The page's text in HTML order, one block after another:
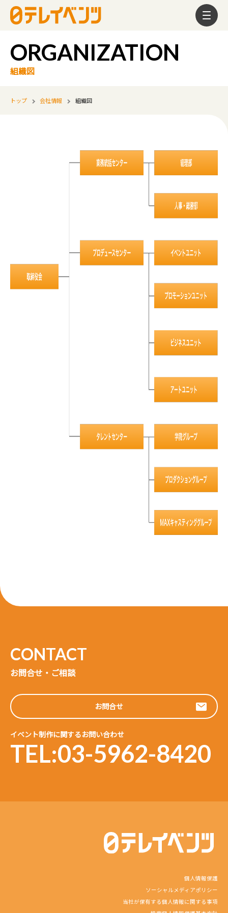
組織図
トップ 会社情報 組織図
お問合せ・ご相談
お問合せ
イベント制作に関するお問い合わせ
TEL:03-5962-8420
個人情報保護
ソーシャルメディアポリシー
当社が保有する個人情報に関する事項